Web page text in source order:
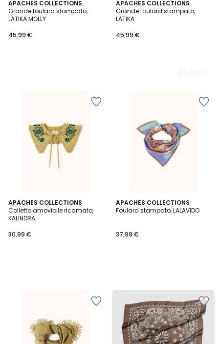
APACHES COLLECTIONS
Grande foulard stampato,
LATIKA MOLLY
45,99 €
APACHES COLLECTIONS
Grande foulard stampato,
LATIKA
45,99 €
2
Colori
APACHES COLLECTIONS
Colletto amovibile ricamato,
KALINDRA
30,99 €
APACHES COLLECTIONS
Foulard stampato, LALAVIDO
37,99 €